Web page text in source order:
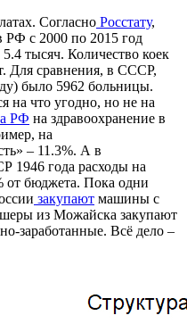
Согласно Росстату,
РФ с 2000 по 2015 год
5.4 тысяч. Количество коек
Для сравнения, в СССР,
было 5962 больницы.
на что угодно, но не на
РФ на здравоохранение в
на
– 11.3%. А в
1946 года расходы на
от бюджета. Пока одни
закупают машины с
из Можайска закупают
заработанные. Всё дело –